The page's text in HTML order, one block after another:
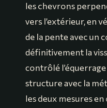
les chevrons
vers l’extérieur, en
de la pente avec un
définitivement la
contrôlé
structure avec la
les deux mesures